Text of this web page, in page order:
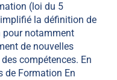
(loi du 5
la définition de
pour notamment
de nouvelles
compétences. En
de Formation En